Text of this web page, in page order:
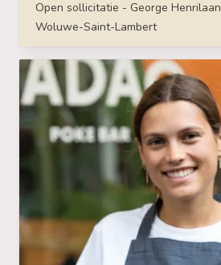
Open sollicitatie - George Henrilaan
Woluwe-Saint-Lambert